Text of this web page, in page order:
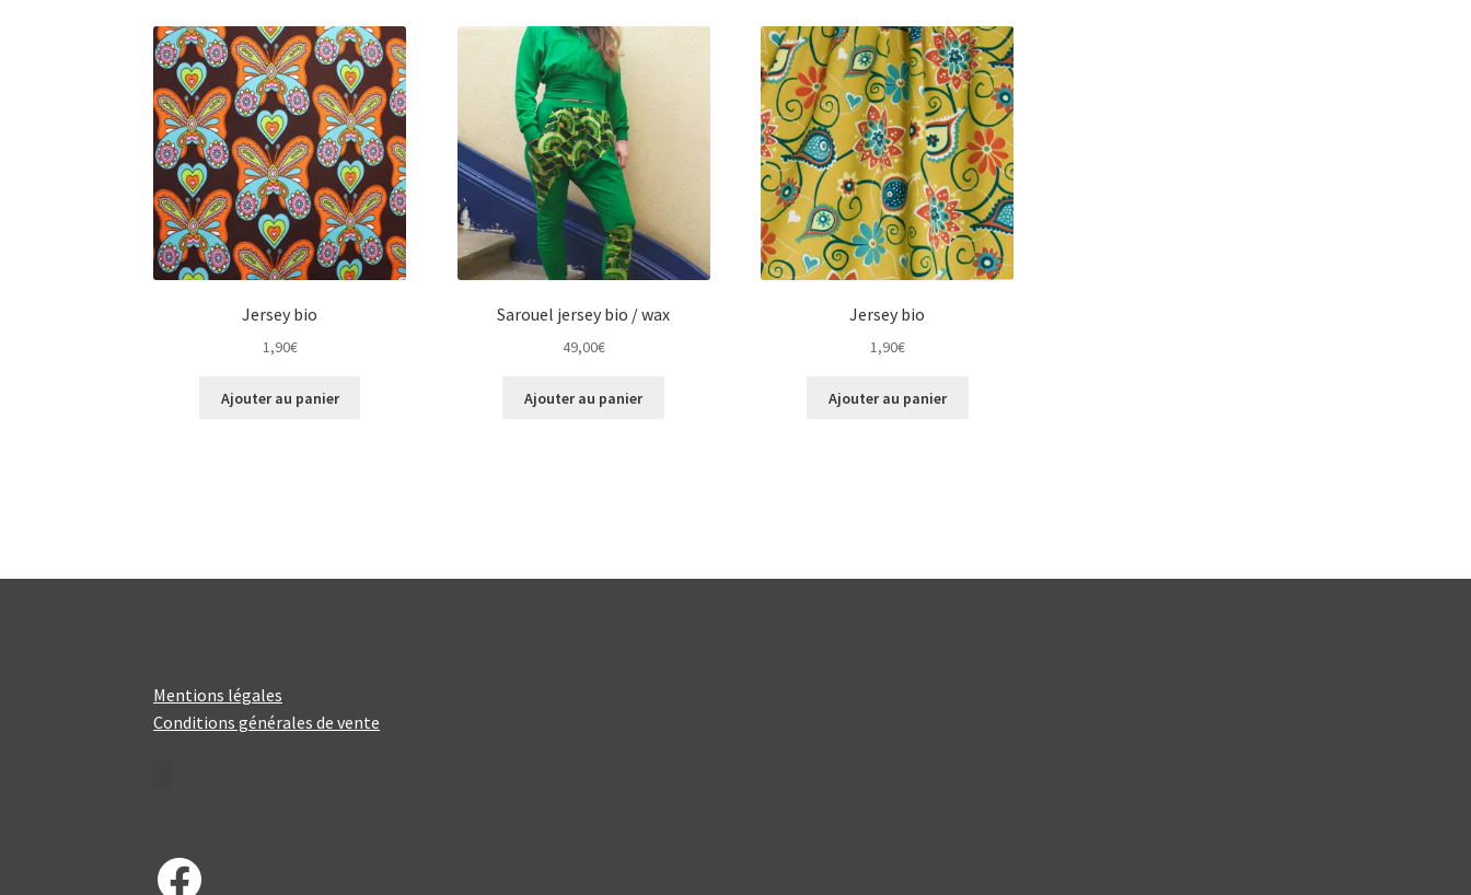
Jersey bio
1,90€
Ajouter au panier
Sarouel jersey bio / wax
49,00€
Ajouter au panier
Jersey bio
1,90€
Ajouter au panier
Mentions légales
Conditions générales de vente
Facebook